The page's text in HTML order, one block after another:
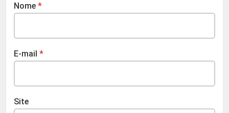
Nome *
E-mail *
Site